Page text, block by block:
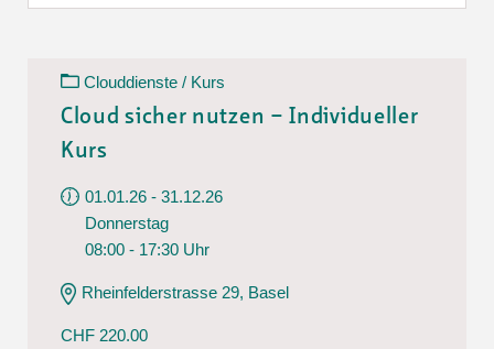
Clouddienste / Kurs
Cloud sicher nutzen – Individueller
Kurs
01.01.26 - 31.12.26
Donnerstag
08:00 - 17:30 Uhr
Rheinfelderstrasse 29, Basel
CHF 220.00